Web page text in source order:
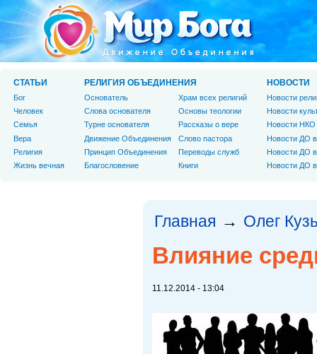
Главная → Олег
Влияние
11.12.2014 - 13:04
СТАТЬИ
Бог
Человек
Cемья
Вера
Религия
Жизнь вечная
РЕЛИГИЯ ОБЪЕДИНЕНИЯ
Основатель
Слова основателя
Турне основателя
Движение Объединения
Принцип Объединения
Благословение
Храм всех религий
Основы теологии
Рассказы о вере
Слово пастора
Переводы служб
Книги
НОВОСТИ
Новости
Новости
Новости НКО
Новости ДО
Новости ДО
Новости ДО